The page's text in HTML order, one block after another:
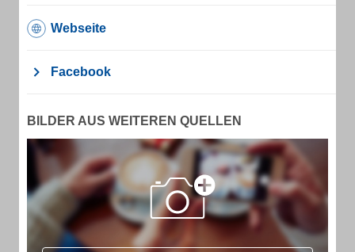
Webseite
Facebook
BILDER AUS WEITEREN QUELLEN